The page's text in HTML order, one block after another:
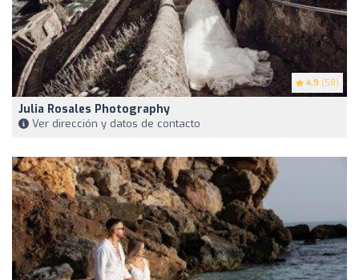
4.9 (58)
Julia Rosales Photography
Ver dirección y datos de contacto